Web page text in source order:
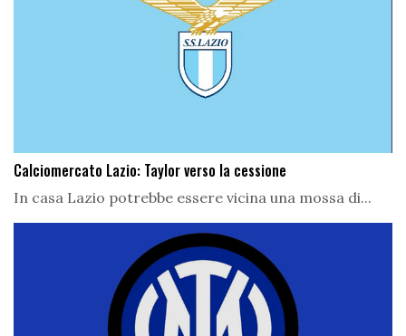
Calciomercato Lazio: Taylor verso la cessione
In casa Lazio potrebbe essere vicina una mossa di...